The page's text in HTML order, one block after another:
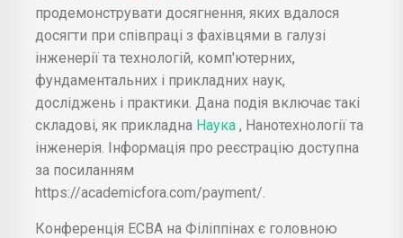
продемонструвати досягнення, яких вдалося
досягти при співпраці з фахівцями в галузі
інженерії та технологій, комп'ютерних,
фундаментальних і прикладних наук,
досліджень і практики. Дана подія включає такі
складові, як прикладна Наука , Нанотехнології та
інженерія. Інформація про реєстрацію доступна
за посиланням
https://academicfora.com/payment/.
Конференція ECBA на Філіппінах є головною